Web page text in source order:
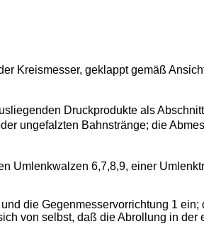
Kreismesser, geklappt gemäß
Druckprodukte als
ungefalzten Bahnstränge; die
Umlenkwalzen 6,7,8,9, einer
die Gegenmesservorrichtung 1
von selbst, daß die Abrollung in